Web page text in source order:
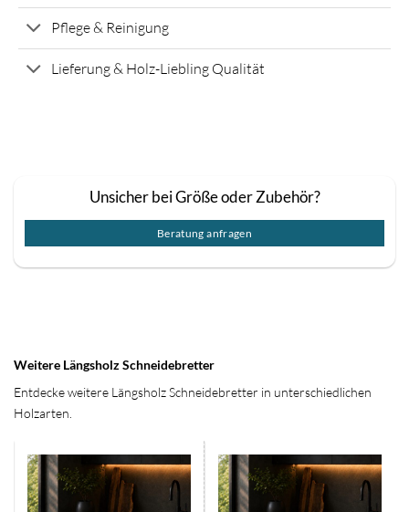
Pflege & Reinigung
Lieferung & Holz-Liebling Qualität
Unsicher bei Größe oder Zubehör?
Beratung anfragen
Weitere Längsholz Schneidebretter
Entdecke weitere Längsholz Schneidebretter in unterschiedlichen
Holzarten.